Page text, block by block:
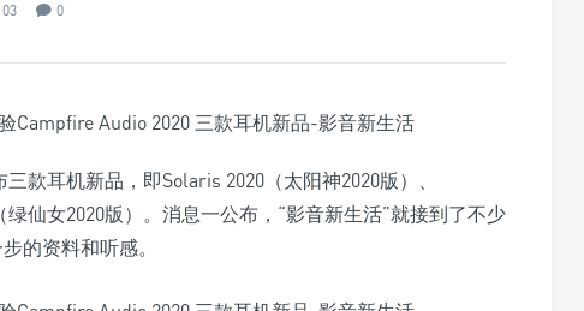
0
款耳机新品，即Solaris 2020（太阳神2020版）、
仙女2020版）。消息一公布，“影音新生活”就接到了不少
的资料和听感。